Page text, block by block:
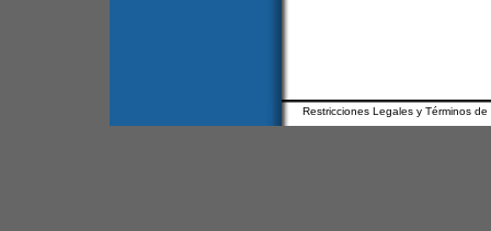
Restricciones Legales y Términos de